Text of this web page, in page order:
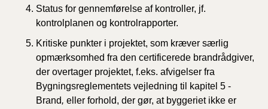
Status for gennemførelse af kontroller, jf.
kontrolplanen og kontrolrapporter.
Kritiske punkter i projektet, som kræver særlig
opmærksomhed fra den certificerede brandrådgiver,
der overtager projektet, f.eks. afvigelser fra
Bygningsreglementets vejledning til kapitel 5 -
Brand, eller forhold, der gør, at byggeriet ikke er